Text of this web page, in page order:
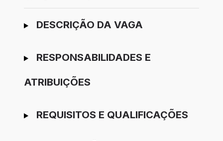
Ir para candidatura
DESCRIÇÃO DA VAGA
RESPONSABILIDADES E
ATRIBUIÇÕES
REQUISITOS E QUALIFICAÇÕES